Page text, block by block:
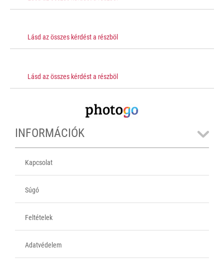
Lásd az összes kérdést a részböl
Lásd az összes kérdést a részböl
INFORMÁCIÓK
Kapcsolat
Súgó
Feltételek
Adatvédelem